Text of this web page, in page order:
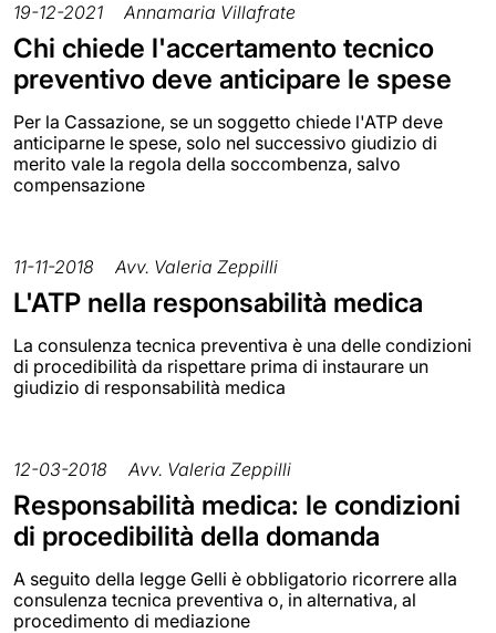
19-12-2021 Annamaria Villafrate
Chi chiede l'accertamento tecnico
preventivo deve anticipare le spese
Per la Cassazione, se un soggetto chiede l'ATP deve
anticiparne le spese, solo nel successivo giudizio di
merito vale la regola della soccombenza, salvo
compensazione
11-11-2018 Avv. Valeria Zeppilli
L'ATP nella responsabilità medica
La consulenza tecnica preventiva è una delle condizioni
di procedibilità da rispettare prima di instaurare un
giudizio di responsabilità medica
12-03-2018 Avv. Valeria Zeppilli
Responsabilità medica: le condizioni
di procedibilità della domanda
A seguito della legge Gelli è obbligatorio ricorrere alla
consulenza tecnica preventiva o, in alternativa, al
procedimento di mediazione